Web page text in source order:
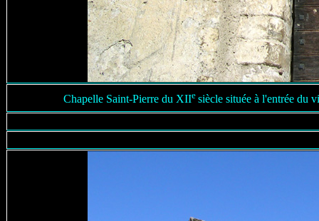
Chapelle Saint-Pierre du XIIe siècle située à l'entrée du